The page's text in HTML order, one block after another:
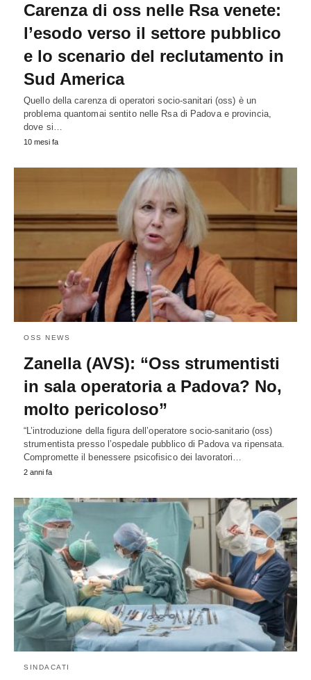
Carenza di oss nelle Rsa venete:
l’esodo verso il settore pubblico
e lo scenario del reclutamento in
Sud America
Quello della carenza di operatori socio-sanitari (oss) è un
problema quantomai sentito nelle Rsa di Padova e provincia,
dove si…
10 mesi fa
OSS NEWS
Zanella (AVS): “Oss strumentisti
in sala operatoria a Padova? No,
molto pericoloso”
“L’introduzione della figura dell’operatore socio-sanitario (oss)
strumentista presso l’ospedale pubblico di Padova va ripensata.
Compromette il benessere psicofisico dei lavoratori…
2 anni fa
SINDACATI